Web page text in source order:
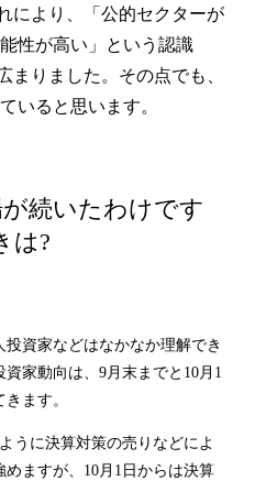
により、「公的セクターが
性が高い」という認識
まりました。その点でも、
いると思います。
続いたわけです
は?
資家などはなかなか理解でき
家動向は、9月末までと10月1
ます。
うに決算対策の売りなどによ
めますが、10月1日からは決算